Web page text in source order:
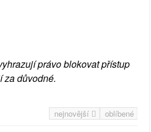
právo blokovat přístup
za důvodné.
nejnovější oblíbené